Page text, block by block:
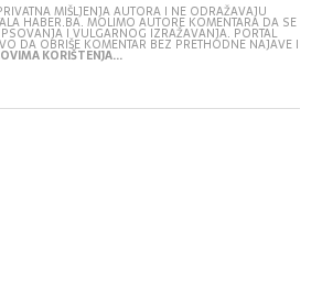
MIŠLJENJA AUTORA I NE ODRAŽAVAJU
HABER.BA. MOLIMO AUTORE KOMENTARA DA SE
I VULGARNOG IZRAŽAVANJA. PORTAL
DA OBRIŠE KOMENTAR BEZ PRETHODNE NAJAVE I
KORIŠTENJA...